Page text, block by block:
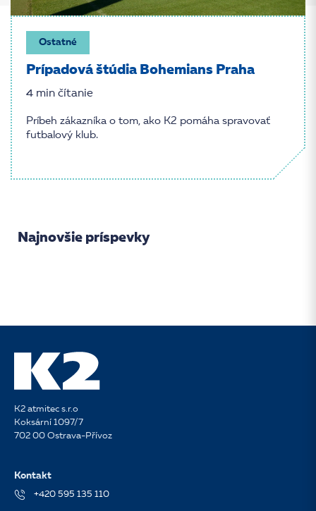
Ostatné
Prípadová štúdia Bohemians Praha
4 min čítanie
Príbeh zákazníka o tom, ako K2 pomáha spravovať
futbalový klub.
Najnovšie príspevky
K2 atmitec s.r.o
Koksární 1097/7
702 00 Ostrava-Přívoz
Kontakt
+420 595 135 110